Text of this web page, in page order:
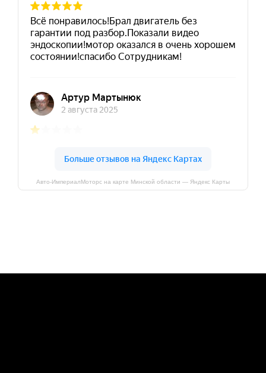
Авто-ИмпериалМоторс на карте Минской области — Яндекс Карты